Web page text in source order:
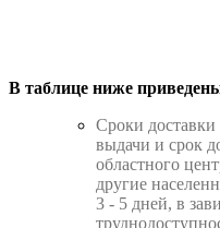
В таблице ниже
Cроки
выдачи и срок
областного
другие
3 - 5 дней, в